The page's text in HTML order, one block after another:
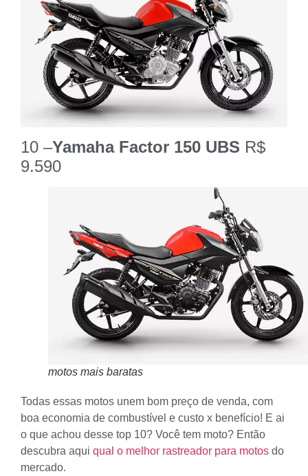
10 –Yamaha Factor 150 UBS R$
9.590
motos mais baratas
Todas essas motos unem bom preço de venda, com
boa economia de combustível e custo x benefício! E ai
o que achou desse top 10? Você tem moto? Então
descubra aqui qual o melhor rastreador para motos do
mercado.